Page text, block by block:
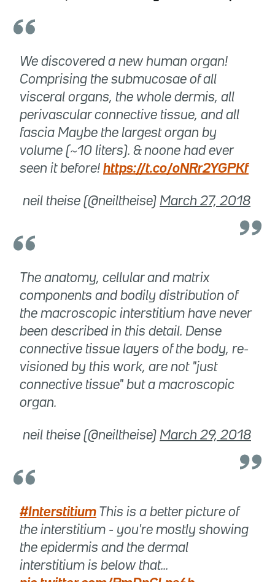
We discovered a new human organ!
Comprising the submucosae of all
visceral organs, the whole dermis, all
perivascular connective tissue, and all
fascia Maybe the largest organ by
volume (~10 liters). & noone had ever
seen it before! https://t.co/oNRr2YGPKf
 neil theise (@neiltheise) March 27, 2018
The anatomy, cellular and matrix
components and bodily distribution of
the macroscopic interstitium have never
been described in this detail. Dense
connective tissue layers of the body, re-
visioned by this work, are not "just
connective tissue" but a macroscopic
organ.
 neil theise (@neiltheise) March 29, 2018
#Interstitium This is a better picture of
the interstitium - you're mostly showing
the epidermis and the dermal
interstitium is below that...